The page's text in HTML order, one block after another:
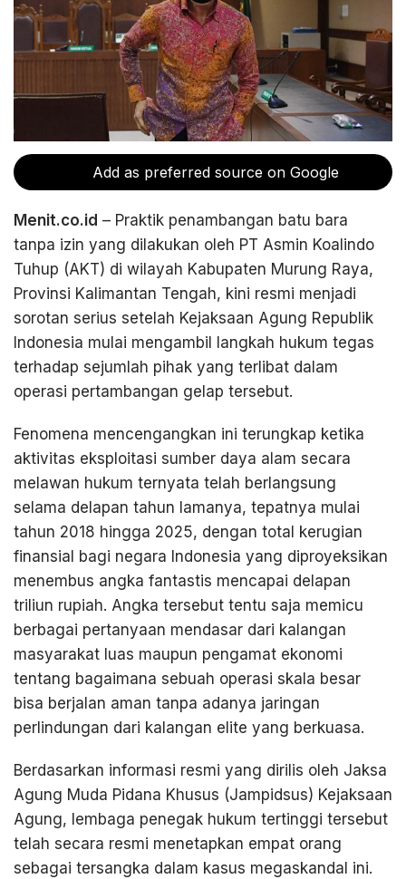
Add as preferred source on Google
Menit.co.id – Praktik penambangan batu bara
tanpa izin yang dilakukan oleh PT Asmin Koalindo
Tuhup (AKT) di wilayah Kabupaten Murung Raya,
Provinsi Kalimantan Tengah, kini resmi menjadi
sorotan serius setelah Kejaksaan Agung Republik
Indonesia mulai mengambil langkah hukum tegas
terhadap sejumlah pihak yang terlibat dalam
operasi pertambangan gelap tersebut.
Fenomena mencengangkan ini terungkap ketika
aktivitas eksploitasi sumber daya alam secara
melawan hukum ternyata telah berlangsung
selama delapan tahun lamanya, tepatnya mulai
tahun 2018 hingga 2025, dengan total kerugian
finansial bagi negara Indonesia yang diproyeksikan
menembus angka fantastis mencapai delapan
triliun rupiah. Angka tersebut tentu saja memicu
berbagai pertanyaan mendasar dari kalangan
masyarakat luas maupun pengamat ekonomi
tentang bagaimana sebuah operasi skala besar
bisa berjalan aman tanpa adanya jaringan
perlindungan dari kalangan elite yang berkuasa.
Berdasarkan informasi resmi yang dirilis oleh Jaksa
Agung Muda Pidana Khusus (Jampidsus) Kejaksaan
Agung, lembaga penegak hukum tertinggi tersebut
telah secara resmi menetapkan empat orang
sebagai tersangka dalam kasus megaskandal ini.